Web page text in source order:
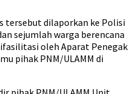
tersebut dilaporkan ke Polisi
sejumlah warga berencana
oleh Aparat Penegak
pihak PNM/ULAMM di